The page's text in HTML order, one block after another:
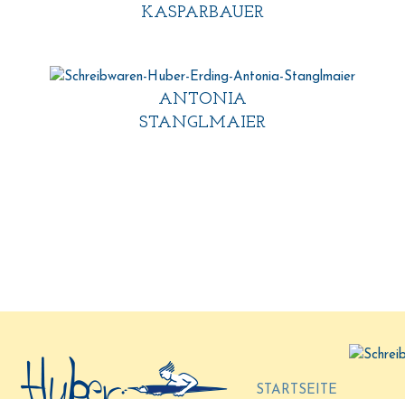
KASPARBAUER
ANTONIA
STANGLMAIER
STARTSEITE